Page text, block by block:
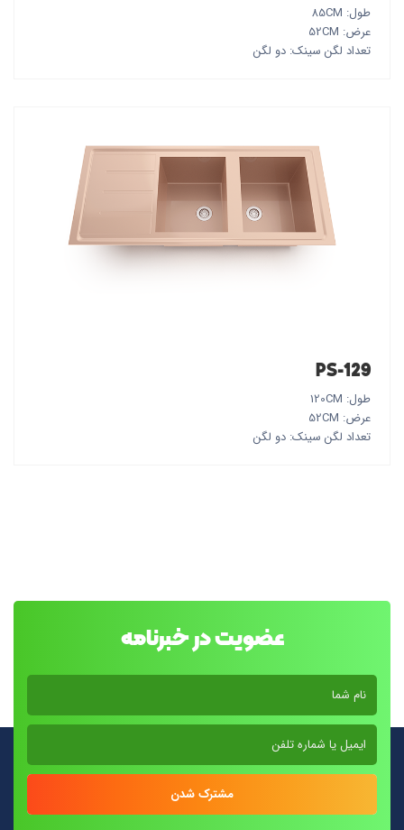
طول: 85CM
عرض: 52CM
تعداد لگن سینک: دو لگن
PS-129
طول: 120CM
عرض: 52CM
تعداد لگن سینک: دو لگن
عضویت در خبرنامه
مشترک شدن